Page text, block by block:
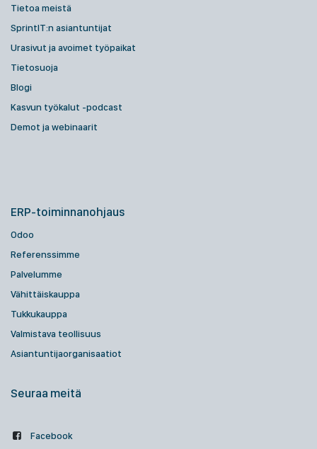
Tietoa meistä
SprintIT:n asiantuntijat
Urasivut ja avoimet työpaikat
Tietosuoja
Blogi
Kasvun työkalut -podcast
Demot ja webinaarit
ERP-toiminnanohjaus
Odoo
Referenssimme
Palvelumme
Vähittäiskauppa
Tukkukauppa
Valmistava teollisuus
Asiantuntijaorganisaatiot
Seuraa meitä
Facebook